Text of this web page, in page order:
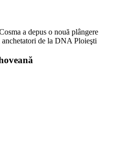
a depus o nouă plângere
de la DNA Ploieşti